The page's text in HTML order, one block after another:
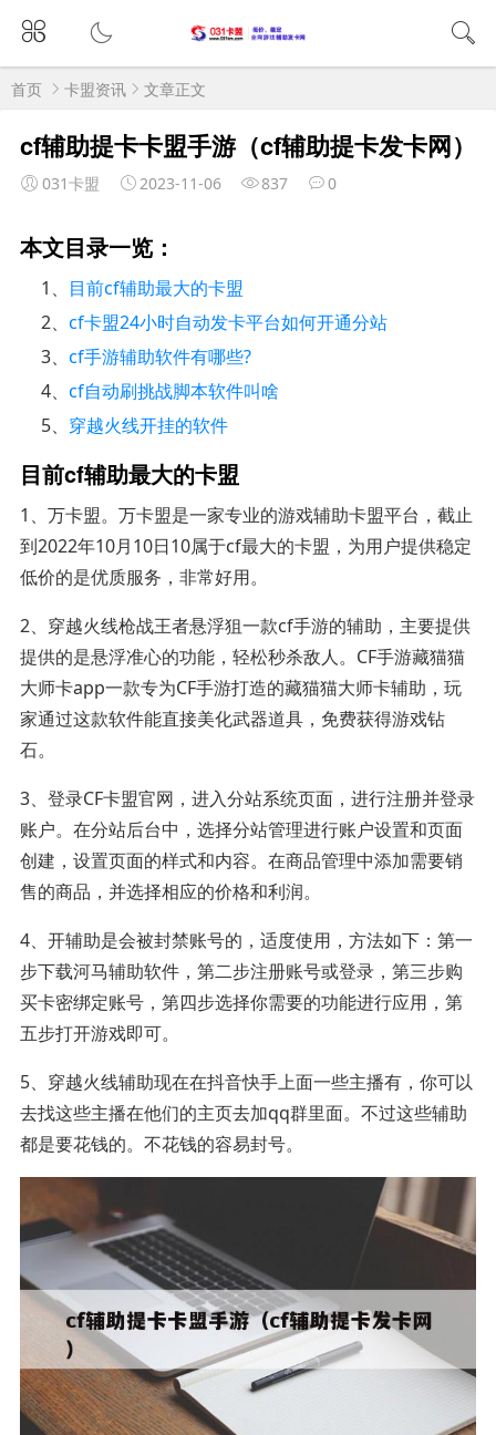
首页 卡盟资讯 文章正文
cf辅助提卡卡盟手游（cf辅助提卡发卡网）
031卡盟 2023-11-06 837 0
本文目录一览：
1、 目前cf辅助最大的卡盟
2、cf卡盟24小时自动发卡平台如何开通分站
3、cf手游辅助软件有哪些?
4、cf自动刷挑战脚本软件叫啥
5、 穿越火线开挂的软件
目前cf辅助最大的卡盟
1、万卡盟。万卡盟是一家专业的游戏辅助卡盟平台，截止
到2022年10月10日10属于cf最大的卡盟，为用户提供稳定
低价的是优质服务，非常好用。
2、穿越火线枪战王者悬浮狙一款cf手游的辅助，主要提供
提供的是悬浮准心的功能，轻松秒杀敌人。CF手游藏猫猫
大师卡app一款专为CF手游打造的藏猫猫大师卡辅助，玩
家通过这款软件能直接美化武器道具，免费获得游戏钻
石。
3、登录CF卡盟官网，进入分站系统页面，进行注册并登录
账户。在分站后台中，选择分站管理进行账户设置和页面
创建，设置页面的样式和内容。在商品管理中添加需要销
售的商品，并选择相应的价格和利润。
4、开辅助是会被封禁账号的，适度使用，方法如下：第一
步下载河马辅助软件，第二步注册账号或登录，第三步购
买卡密绑定账号，第四步选择你需要的功能进行应用，第
五步打开游戏即可。
5、穿越火线辅助现在在抖音快手上面一些主播有，你可以
去找这些主播在他们的主页去加qq群里面。不过这些辅助
都是要花钱的。不花钱的容易封号。